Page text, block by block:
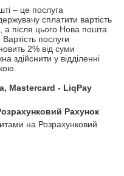
– це послуга
сплатити вартість
а після цього Нова пошта
послуги
2% від суми
здійснити у відділенні
Mastercard - LiqPay
Рахунок
на Розрахунковий